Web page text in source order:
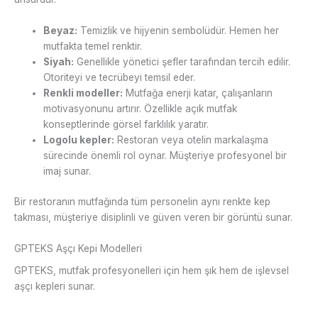
Beyaz: Temizlik ve hijyenin sembolüdür. Hemen her
mutfakta temel renktir.
Siyah: Genellikle yönetici şefler tarafından tercih edilir.
Otoriteyi ve tecrübeyi temsil eder.
Renkli modeller: Mutfağa enerji katar, çalışanların
motivasyonunu artırır. Özellikle açık mutfak
konseptlerinde görsel farklılık yaratır.
Logolu kepler: Restoran veya otelin markalaşma
sürecinde önemli rol oynar. Müşteriye profesyonel bir
imaj sunar.
Bir restoranın mutfağında tüm personelin aynı renkte kep
takması, müşteriye disiplinli ve güven veren bir görüntü sunar.
GPTEKS Aşçı Kepi Modelleri
GPTEKS, mutfak profesyonelleri için hem şık hem de işlevsel
aşçı kepleri sunar.